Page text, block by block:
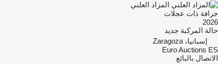
المزاد العلني
جرافة ذات عجلات
2026
حالة المركبة جديد
إسبانيا، Zaragoza
Euro Auctions ES
الاتصال بالبائع